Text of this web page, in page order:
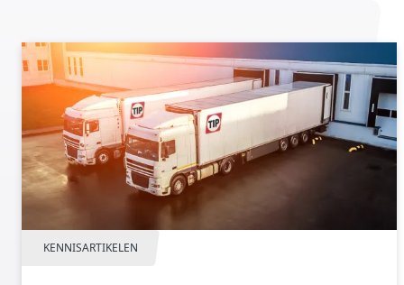
KENNISARTIKELEN